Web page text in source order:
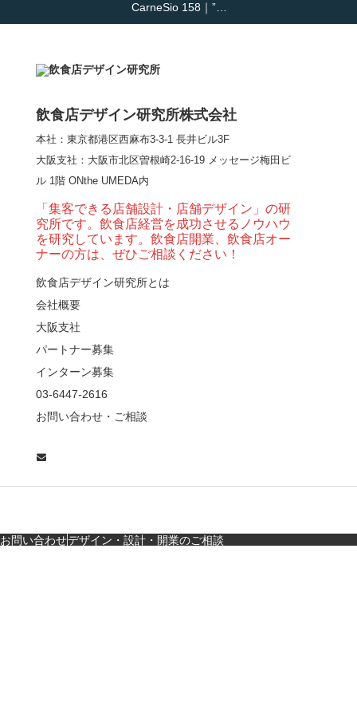
CarneSio 158｜”…
【熊の鳥焼き】囲炉裏
とライブ感を両立した
和モダン串揚げ店。
「…
【Queux Norme（クゥ
ノルム）】女子会にお
薦めな&…
な店舗デザイン
料理・個室の距離感か
飲食店デザイン研究所株式会社
本社：東京都港区西麻布3-3-1 長井ビル3F
大阪支社 ：大阪市北区曽根崎2-16-19 メッセージ梅田ビ
ル 1階 ONthe UMEDA内
「集客できる店舗設計・店舗デザイン」の研
究所です。飲食店経営を成功させるノウハウ
を研究しています。飲食店開業、飲食店オー
ナーの方は、ぜひご相談ください！
飲食店デザイン研究所とは
会社概要
大阪支社
パートナー募集
インターン募集
03-6447-2616
お問い合わせ・ご相談
お問い合わせデザイン・設計・開業のご相談